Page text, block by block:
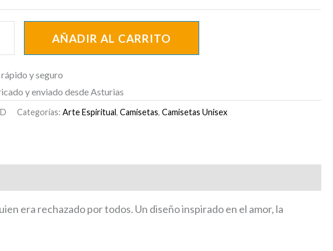
AÑADIR AL CARRITO
rápido y seguro
y enviado desde Asturias
Categorías:Arte Espiritual,Camisetas,Camisetas Unisex
era rechazado por todos. Un diseño inspirado en el amor, la